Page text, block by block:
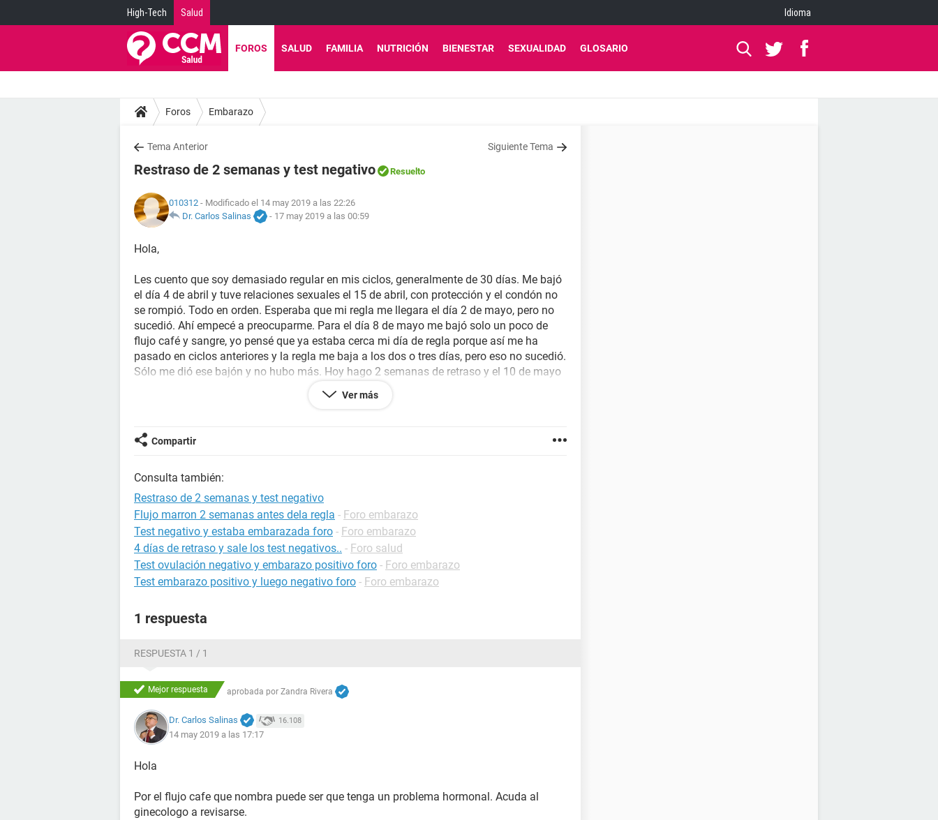
High-Tech Salud Idioma
FOROS SALUD FAMILIA NUTRICIÓN BIENESTAR SEXUALIDAD GLOSARIO
Foros Embarazo
Tema Anterior Siguiente Tema
Restraso de 2 semanas y test negativo Resuelto
010312 - Modificado el 14 may 2019 a las 22:26
Dr. Carlos Salinas
- 17 may 2019 a las 00:59
Hola,
Les cuento que soy demasiado regular en mis ciclos, generalmente de 30 días. Me bajó
el día 4 de abril y tuve relaciones sexuales el 15 de abril, con protección y el condón no
se rompió. Todo en orden. Esperaba que mi regla me llegara el día 2 de mayo, pero no
sucedió. Ahí empecé a preocuparme. Para el día 8 de mayo me bajó solo un poco de
flujo café y sangre, yo pensé que ya estaba cerca mi día de regla porque así me ha
pasado en ciclos anteriores y la regla me baja a los dos o tres días, pero eso no sucedió.
Sólo me dió ese bajón y no hubo más. Hoy hago 2 semanas de retraso y el 10 de mayo
estoy en espera de un embarazo, por eso las relaciones con protección. ¿Qué podría
Gracias
Ver más
Compartir
Consulta también:
Restraso de 2 semanas y test negativo
Flujo marron 2 semanas antes dela regla - Foro embarazo
Test negativo y estaba embarazada foro - Foro embarazo
4 días de retraso y sale los test negativos.. - Foro salud
Test ovulación negativo y embarazo positivo foro - Foro embarazo
Test embarazo positivo y luego negativo foro - Foro embarazo
1 respuesta
RESPUESTA 1 / 1
Mejor respuesta aprobada por Zandra Rivera
Dr. Carlos Salinas 16.108
14 may 2019 a las 17:17
Hola
Por el flujo cafe que nombra puede ser que tenga un problema hormonal. Acuda al
ginecologo a revisarse.